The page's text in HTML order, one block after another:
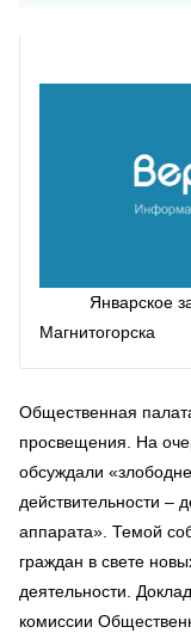
Январское
Магнитогорска
Общественная
просвещения. На
обсуждали
действительности –
аппарата». Темой
граждан в свете
деятельности.
комиссии